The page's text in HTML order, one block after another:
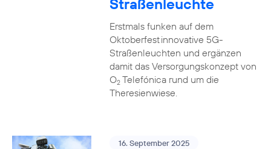
Straßenleuchte
Erstmals funken auf dem
Oktoberfest innovative 5G-
Straßenleuchten und ergänzen
damit das Versorgungskonzept von
O2Telefónica rund um die
Theresienwiese.
16. September 2025